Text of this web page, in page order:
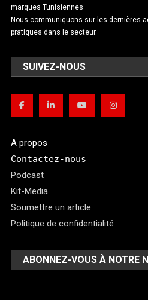
marques Tunisiennes
Nous communiquons sur les dernières
pratiques dans le secteur.
SUIVEZ-NOUS
A propos
Contactez-nous
Podcast
Kit-Media
Soumettre un article
Politique de confidentialité
ABONNEZ-VOUS À NOTRE